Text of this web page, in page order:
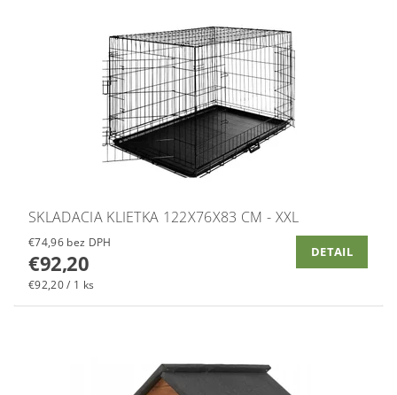
SKLADACIA KLIETKA 122X76X83 CM - XXL
€74,96 bez DPH
€92,20
€92,20 / 1 ks
DETAIL